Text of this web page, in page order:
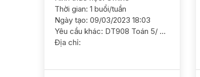
Thời gian: 1 buổi/tuần
Ngày tạo: 09/03/2023 18:03
Yêu cầu khác: DT908 Toán 5/ HS nữ/ HL TB Khá Cần học chắc cơ bản, ôn luyện thêm đề thi cấp 2 GS NỮ. ĐC Khu Vinaconex 3 gần Cầu vượt Mễ Trì, Trung Văn, Nam Từ Liêm Học phí 150 - 180k/b/2h
Địa chỉ: